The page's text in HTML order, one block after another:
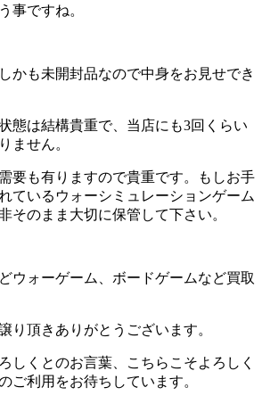
事ですね。
かも未開封品なので中身をお見せでき
態は結構貴重で、当店にも3回くらい
ません。
要も有りますので貴重です。もしお手
ているウォーシミュレーションゲーム
そのまま大切に保管して下さい。
ウォーゲーム、ボードゲームなど買取
り頂きありがとうございます。
しくとのお言葉、こちらこそよろしく
ご利用をお待ちしています。